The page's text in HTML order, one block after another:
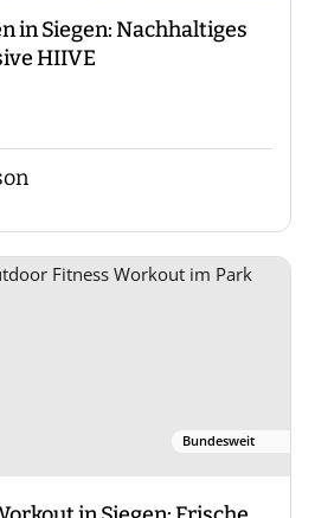
in Siegen: Nachhaltiges
HIIVE
Bundesweit